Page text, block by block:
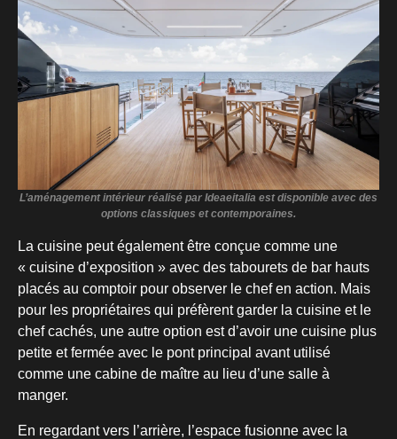
L’aménagement intérieur réalisé par Ideaeitalia est disponible avec des
options classiques et contemporaines.
La cuisine peut également être conçue comme une
« cuisine d’exposition » avec des tabourets de bar hauts
placés au comptoir pour observer le chef en action. Mais
pour les propriétaires qui préfèrent garder la cuisine et le
chef cachés, une autre option est d’avoir une cuisine plus
petite et fermée avec le pont principal avant utilisé
comme une cabine de maître au lieu d’une salle à
manger.
En regardant vers l’arrière, l’espace fusionne avec la